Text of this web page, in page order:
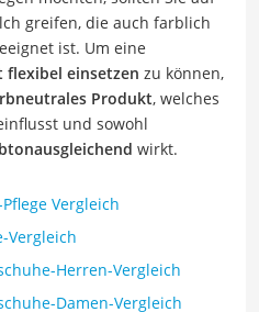
greifen, die auch farblich
ist. Um eine
flexibel einsetzen zu können,
Produkt, welches
und sowohl
wirkt.
Vergleich
Vergleich
Herren-Vergleich
Damen-Vergleich